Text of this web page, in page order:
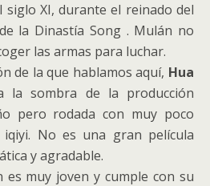
siglo XI, durante el reinado del
la Dinastía Song . Mulán no
las armas para luchar.
de la que hablamos aquí, Hua
la sombra de la producción
pero rodada con muy poco
No es una gran película
y agradable.
es muy joven y cumple con su